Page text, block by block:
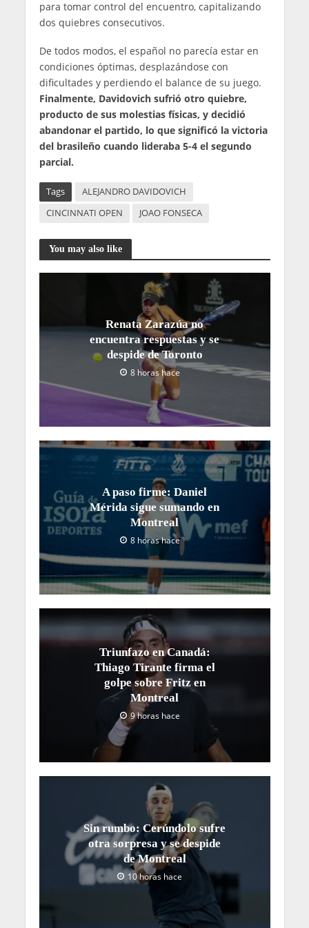
para tomar control del encuentro, capitalizando
dos quiebres consecutivos.
De todos modos, el español no parecía estar en
condiciones óptimas, desplazándose con
dificultades y perdiendo el balance de su juego.
Finalmente, Davidovich sufrió otro quiebre,
producto de sus molestias físicas, y decidió
abandonar el partido, lo que significó la victoria
del brasileño cuando lideraba 5-4 el segundo
parcial.
Tags
ALEJANDRO DAVIDOVICH
CINCINNATI OPEN
JOAO FONSECA
You may also like
Renata Zarazúa no
encuentra respuestas y se
despide de Toronto
8 horas hace
A paso firme: Daniel
Mérida sigue sumando en
Montreal
8 horas hace
Triunfazo en Canadá:
Thiago Tirante firma el
golpe sobre Fritz en
Montreal
9 horas hace
Sin rumbo: Cerúndolo sufre
otra sorpresa y se despide
de Montreal
10 horas hace